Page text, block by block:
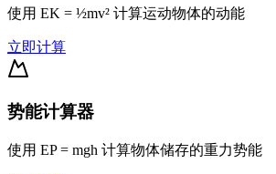
使用 EK = ½mv² 计算运动物体的动能
立即计算
势能计算器
使用 EP = mgh 计算物体储存的重力势能